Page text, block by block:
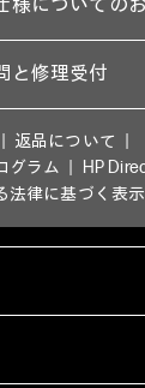
様についての
と修理受付
返品について
グラム
HP
法律に基づく表示